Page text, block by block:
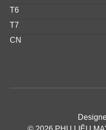
T6
T7
CN